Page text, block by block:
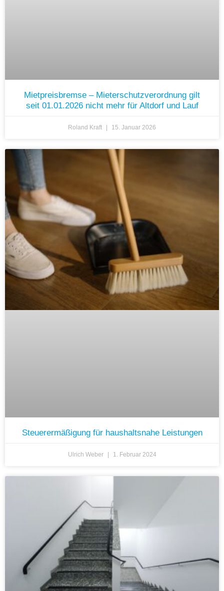
Mietpreisbremse – Mieterschutzverordnung gilt
seit 01.01.2026 nicht mehr für Altdorf und Lauf
Roland Kraft 15. Januar 2026
Steuerermäßigung für haushaltsnahe Leistungen
Ulrich Weber 1. Februar 2024